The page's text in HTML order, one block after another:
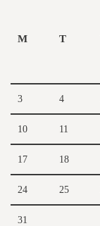
M T
3 4
10 11
17 18
24 25
31